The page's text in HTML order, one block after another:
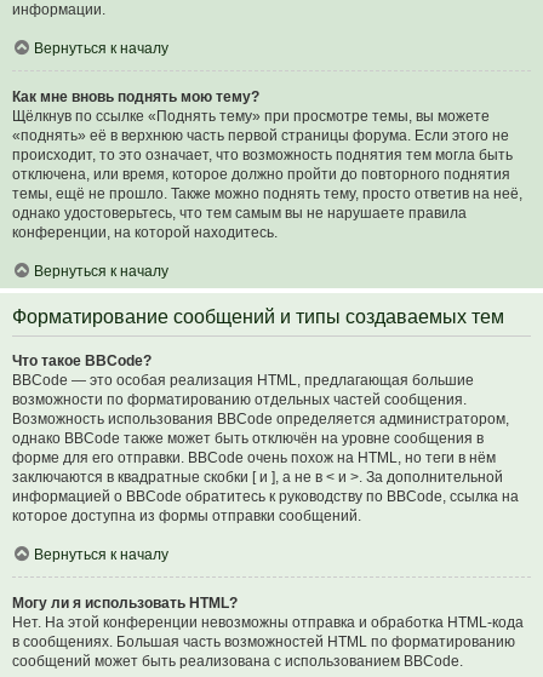
информации.
Вернуться к началу
Как мне вновь поднять мою тему?
Щёлкнув по ссылке «Поднять тему» при просмотре темы, вы можете
«поднять» её в верхнюю часть первой страницы форума. Если этого не
происходит, то это означает, что возможность поднятия тем могла быть
отключена, или время, которое должно пройти до повторного поднятия
темы, ещё не прошло. Также можно поднять тему, просто ответив на неё,
однако удостоверьтесь, что тем самым вы не нарушаете правила
конференции, на которой находитесь.
Вернуться к началу
Форматирование сообщений и типы создаваемых тем
Что такое BBCode?
BBCode — это особая реализация HTML, предлагающая большие
возможности по форматированию отдельных частей сообщения.
Возможность использования BBCode определяется администратором,
однако BBCode также может быть отключён на уровне сообщения в
форме для его отправки. BBCode очень похож на HTML, но теги в нём
заключаются в квадратные скобки [ и ], а не в < и >. За дополнительной
информацией о BBCode обратитесь к руководству по BBCode, ссылка на
которое доступна из формы отправки сообщений.
Вернуться к началу
Могу ли я использовать HTML?
Нет. На этой конференции невозможны отправка и обработка HTML-кода
в сообщениях. Большая часть возможностей HTML по форматированию
сообщений может быть реализована с использованием BBCode.